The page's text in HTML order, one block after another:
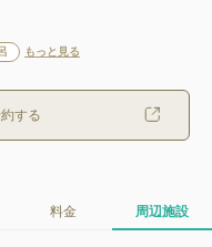
もっと見る
する
料金 周辺施設